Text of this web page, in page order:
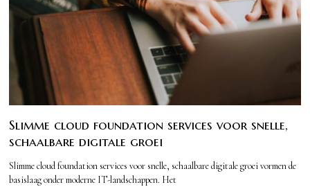
Slimme cloud foundation services voor snelle,
schaalbare digitale groei
Slimme cloud foundation services voor snelle, schaalbare digitale groei vormen de
basislaag onder moderne IT-landschappen. Het